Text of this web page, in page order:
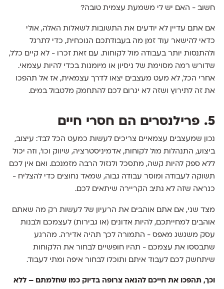
חשוב - האם יש לי משמעת עצמית טובה?
אם אתם עדיין לא יודעים את התשובות לשאלות האלה, אולי
כדאי להישאר עוד זמן מה בעבודתכם הנוכחית, כדי לתרגל
ולהתנסות יותר בעבודה מול לקוחות. עם זאת זכרו - לא קיים כלל,
שדורש רמה מסוימת של ניסיון או מיומנות בכדי להיות עצמאי.
אחרי הכל, לא מעט מעצבים יצאו לדרך עצמאית, אז אל תהפכו
את זה לתירוץ ושזה לא יגרום לכם להתחמק מלטבול במים.
5. פרילנסרים הם חסרי חיים
נכון שמעצבים עצמאיים צריכים לעשות כמעט הכל לבד: עיצוב,
ביצוע, התנהלות מול לקוחות, אדמיניסטרציה, שיווק וכו׳, וזה יכול
ללא ספק להיות קשה, מתסכל ולגזול הרבה מזמנכם. ואם אין לכם
תשוקה לעבודה ומוסר עבודה גבוה, שמאד נחוצים כדי להצליח -
כנראה שזה לא נתיב הקריירה שיתאים לכם.
מצד שני, אם אתם אוהבים את הרעיון של לעשות רק מה שאתם
אוהבים למחייתכם, להיות אדונים (או גבירות) לעצמכם ולבנות
עסק משגשג מאפס - התמורה לכך תהיה אדירה. מהרגע
שתבססו את עצמכם - תהיו חופשיים לבחור את הלקוחות
שיתחשק לכם לעבוד איתם ותוכלו לבחור איפה ומתי לעבוד.
וכך, תהפכו את חייכם להנאה צרופה בדיוק כמו שחלמתם – ללא